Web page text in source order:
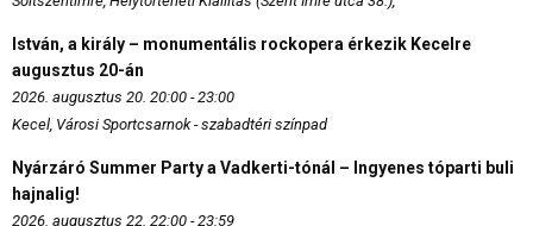
István, a király – monumentális rockopera érkezik Kecelre
augusztus 20-án
2026. augusztus 20. 20:00 - 23:00
Kecel, Városi Sportcsarnok - szabadtéri színpad
Nyárzáró Summer Party a Vadkerti-tónál – Ingyenes tóparti buli
hajnalig!
2026. augusztus 22. 22:00 - 23:59